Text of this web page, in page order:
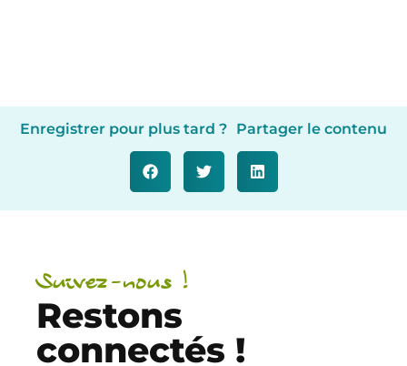
Enregistrer pour plus tard ? Partager le contenu
Suivez-nous !
Restons
connectés !